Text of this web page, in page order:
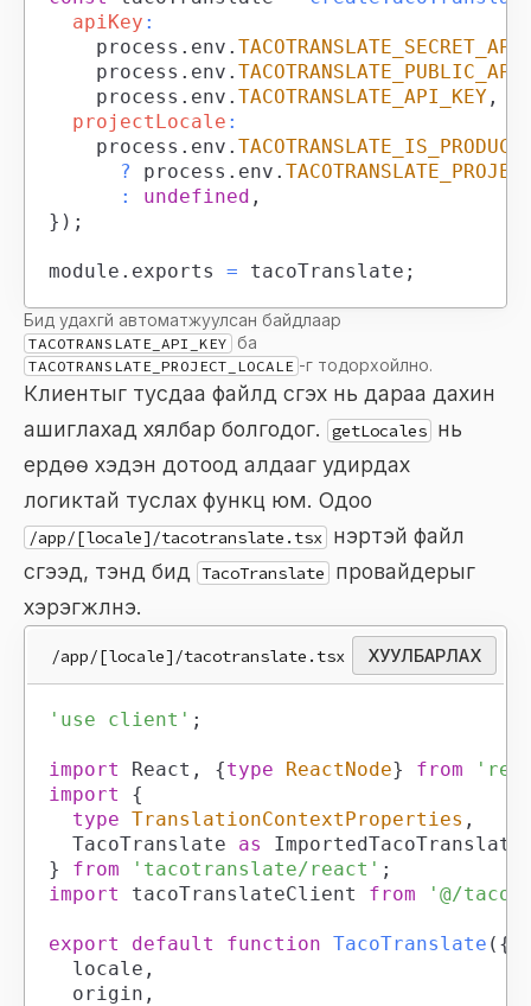
apiKey :
		process
. env .
		process
. env .
		process
. env . TACOTRANSLATE_API_KEY ,
projectLocale :
		process
. env .
?
process . env .
:
undefined ,
} ) ;
module . exports = tacoTranslate ;
Бид удахгүй автоматжуулсан байдлаар
TACOTRANSLATE_API_KEY ба
TACOTRANSLATE_PROJECT_LOCALE -г тодорхойлно.
Клиентыг тусдаа файлд үүсгэх нь дараа дахин
ашиглахад хялбар болгодог.
getLocales нь
ердөө хэдэн дотоод алдааг удирдах
логиктай туслах функц юм. Одоо
/app/[locale]/tacotranslate.tsx нэртэй файл
үүсгээд, тэнд бид TacoTranslate
провайдерыг
хэрэгжүүлнэ.
/app/[locale]/tacotranslate.tsx ХУУЛБАРЛАХ
'use client' ;
import React , {type ReactNode} from
import
{
type TranslationContextProperties ,
TacoTranslate
as ImportedTacoTranslate
}
from 'tacotranslate/react' ;
import
tacoTranslateClient from '@/
export default function TacoTranslate ( {
	locale
,
	origin
,